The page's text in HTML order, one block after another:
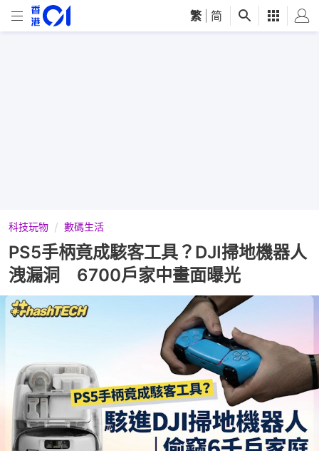
繁 简
科技玩物 數碼生活
PS5手柄竟成駭客工具？DJI掃地機器人
洩漏洞 6700戶家中畫面曝光